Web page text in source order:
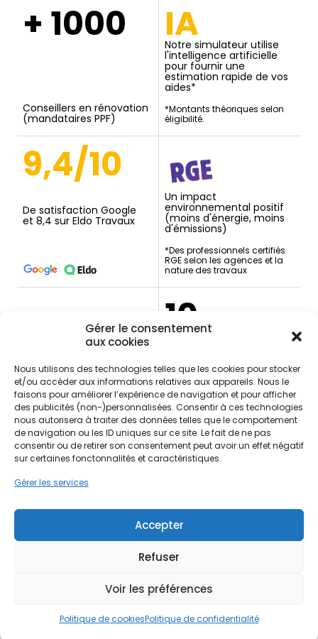
Gérer le consentement
aux cookies
Nous utilisons des technologies telles que les cookies pour stocker
et/ou accéder aux informations relatives aux appareils. Nous le
faisons pour améliorer l’expérience de navigation et pour afficher
des publicités (non-)personnalisées. Consentir à ces technologies
nous autorisera à traiter des données telles que le comportement
de navigation ou les ID uniques sur ce site. Le fait de ne pas
consentir ou de retirer son consentement peut avoir un effet négatif
sur certaines fonctonnalités et caractéristiques.
Gérer les services
Accepter
Refuser
Voir les préférences
Politique de cookiesPolitique de confidentialité
+ 1000
Conseillers en rénovation
(mandataires PPF)
IA
Notre simulateur utilise
l'intelligence artificielle
pour fournir une
estimation rapide de vos
aides*
*Montants théoriques selon
éligibilité.
9,4/10
De satisfaction Google
et 8,4 sur Eldo Travaux
Un impact
environnemental positif
(moins d'énergie, moins
d'émissions)
*Des professionnels certifiés
RGE selon les agences et la
nature des travaux
Des aides
financières
Possibles pour votre
projet*
*Selon éligibilité et conditions
en vigueur.
10
*Selon la nature des
prestations réalisées et les
conditions du contrat.
Contactez-nous
251 Rue Clément Ader 27000 Évreux
02 21 83 30 05